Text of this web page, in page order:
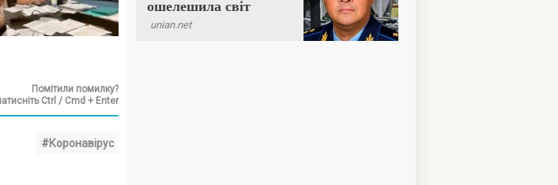
Помітили помилку?
Ctrl / Cmd + Enter
#Коронавірус